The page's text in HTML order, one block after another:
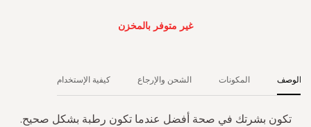
غير متوفر بالمخزن
الوصف
تكون بشرتك في صحة أفضل عندما تكون رطبة بشكل صحيح.
المكونات الشحن والإرجاع كيفية الإستخدام